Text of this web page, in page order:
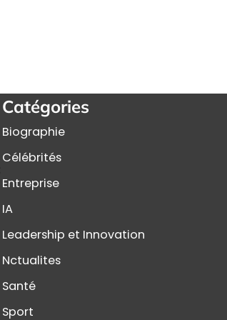
Catégories
Biographie
Célébrités
Entreprise
IA
Leadership et Innovation
Nctualites
Santé
Sport